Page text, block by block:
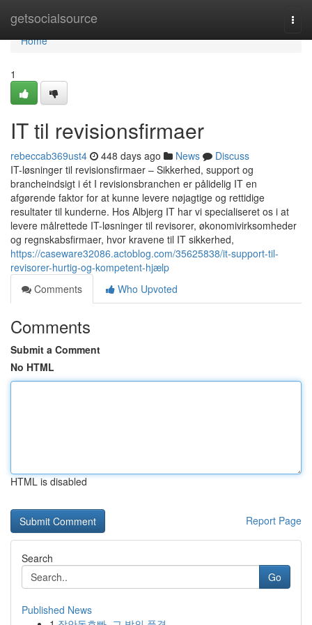
getsocialsource
Home
Home
1
IT til revisionsfirmaer
rebeccab369ust4 448 days ago News
Discuss
IT-løsninger til revisionsfirmaer – Sikkerhed, support og
brancheindsigt i ét I revisionsbranchen er pålidelig IT en
afgørende faktor for at kunne levere nøjagtige og rettidige
resultater til kunderne. Hos Albjerg IT har vi specialiseret os i at
levere målrettede IT-løsninger til revisorer, økonomivirksomheder
og regnskabsfirmaer, hvor kravene til IT sikkerhed,
https://caseware32086.actoblog.com/35625838/it-support-til-
revisorer-hurtig-og-kompetent-hjælp
Comments
Who Upvoted
Comments
Submit a Comment
No HTML
HTML is disabled
Report Page
Search
Go
Published News